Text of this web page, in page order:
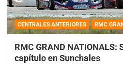
CENTRALES ANTERIORES RMC
RMC GRAND NATIONALS:
capítulo en Sunchales